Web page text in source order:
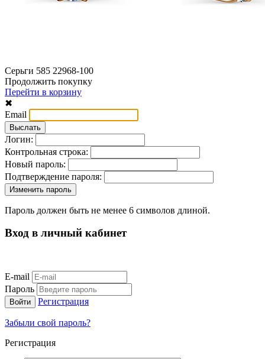
Серьги 585 22968-100
Продолжить покупку
Перейти в корзину
✖
Email
Логин:
Контрольная строка:
Новый пароль:
Подтверждение пароля:
Пароль должен быть не менее 6 символов длиной.
Вход в личный кабинет
E-mail
Пароль
Регистрация
Забыли свой пароль?
Регистрация